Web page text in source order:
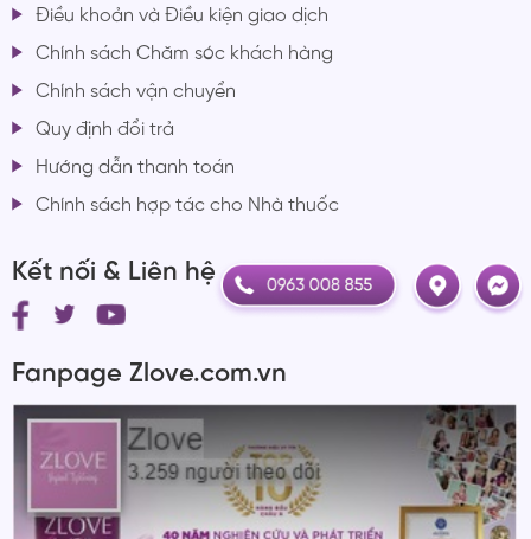
Điều khoản và Điều kiện giao dịch
Chính sách Chăm sóc khách hàng
Chính sách vận chuyển
Quy định đổi trả
Hướng dẫn thanh toán
Chính sách hợp tác cho Nhà thuốc
Kết nối & Liên hệ
Fanpage Zlove.com.vn